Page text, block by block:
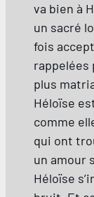
va bien à
un sacré
fois
rappelées
plus
Héloïse
comme
qui ont
un amour
Héloïse